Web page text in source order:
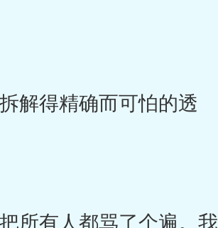
解得精确而可怕的透
所有人都骂了个遍。我